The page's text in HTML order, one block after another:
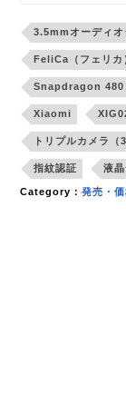
3.5mmオーディオ
FeliCa（フェリカ
Snapdragon 480
Xiaomi
トリプルカメラ（
指紋認証 液
Category：発売・